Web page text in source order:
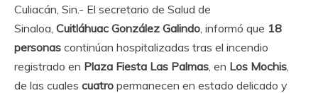
Culiacán, Sin.- El secretario de Salud de
Sinaloa, Cuitláhuac González Galindo , informó que 18
personas continúan hospitalizadas tras el incendio
registrado en Plaza Fiesta Las Palmas , en Los Mochis
de las cuales cuatro permanecen en estado delicado y